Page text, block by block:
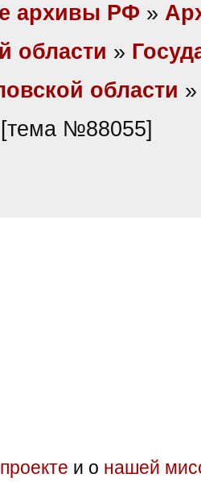
архивы РФ »
области »
области
№88055]
и о нашей